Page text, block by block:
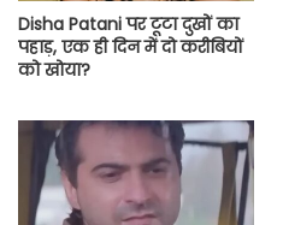
Disha Patani पर टूटा दुखों का
पहाड़, एक ही दिन में दो करीबियों
को खोया?